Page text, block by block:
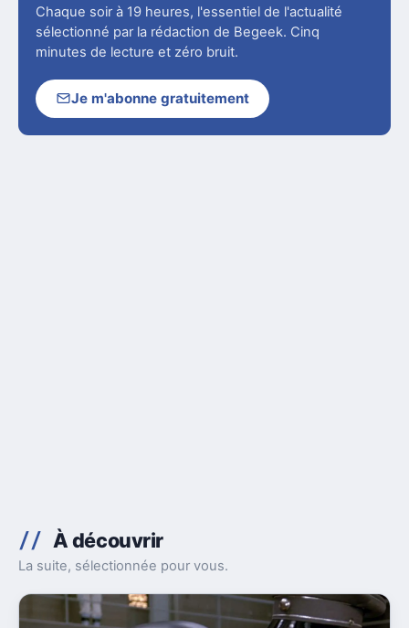
Chaque soir à 19 heures, l'essentiel de l'actualité
sélectionné par la rédaction de Begeek. Cinq
minutes de lecture et zéro bruit.
Je m'abonne gratuitement
À découvrir
La suite, sélectionnée pour vous.